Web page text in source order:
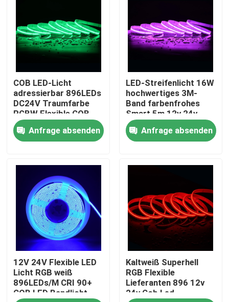
Über uns
Kontakte
Produkte
Videos
LED Streifen - Hoher CRI
LED Streifen - COB
LED Streifen - RGB
LED Streifen - einfarbig
LED Streifen - CCT
COB LED-Licht
adressierbar 896LEDs
DC24V Traumfarbe
RGBW Flexible COB
Digital Led Pixel
Anfrage absenden
LED-Streifenlicht 16W
hochwertiges 3M-
Band farbenfrohes
Smart 5m 12v 24v
rgbw cob led-Streifen
Anfrage absenden
12V 24V Flexible LED
Licht RGB weiß
896LEDs/M CRI 90+
COB LED Bandlicht
Kaltweiß Superhell
RGB Flexible
Lieferanten 896 12v
24v Cob Led